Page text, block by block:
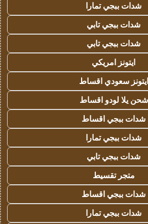
شدات ببجي تمارا
شدات ببجي تابي
شدات ببجي تابي
ايتونز امريكي
ايتونز سعودي اقساط
شحن يلا لودو اقساط
شدات ببجي اقساط
شدات ببجي تمارا
شدات ببجي تابي
متجر تقسيط
شدات ببجي اقساط
شدات ببجي تمارا